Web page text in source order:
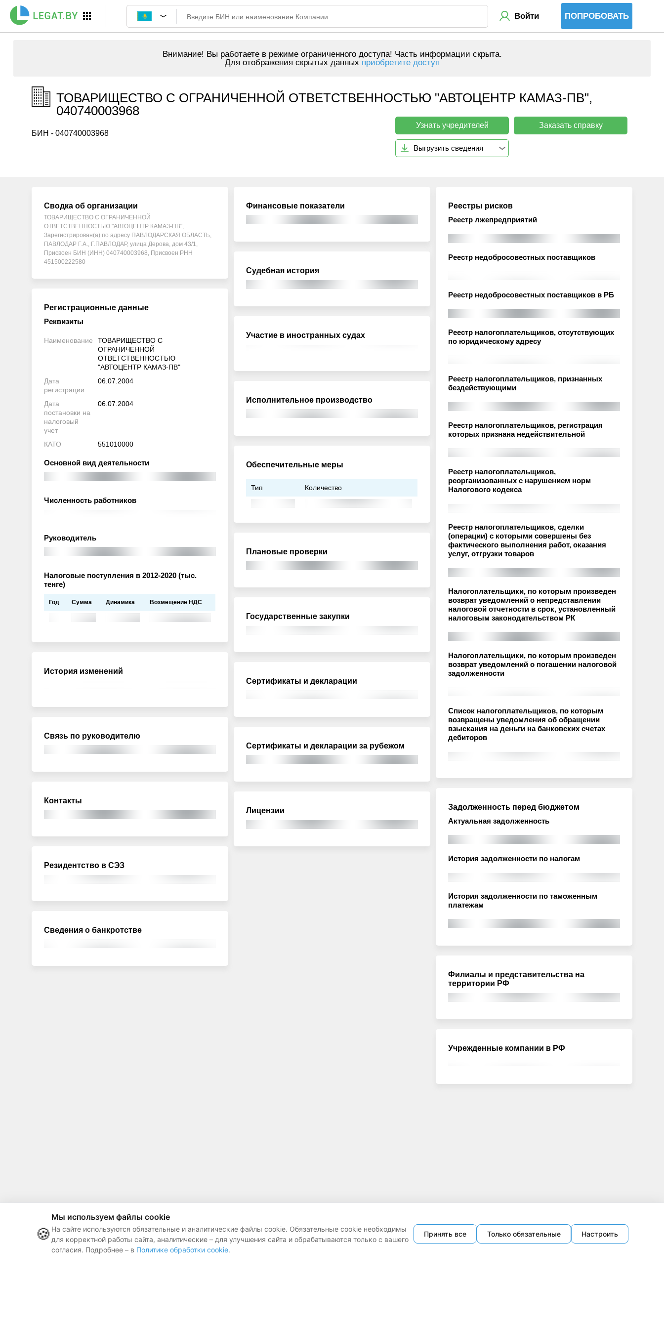
Войти ПОПРОБОВАТЬ
Внимание! Вы работаете в режиме ограниченного доступа! Часть информации скрыта.
Для отображения скрытых данных приобретите доступ
ТОВАРИЩЕСТВО С ОГРАНИЧЕННОЙ ОТВЕТСТВЕННОСТЬЮ "АВТОЦЕНТР КАМАЗ-ПВ",
040740003968
БИН - 040740003968
Узнать учредителей Заказать справку
Выгрузить сведения
Сводка об организации
ТОВАРИЩЕСТВО С ОГРАНИЧЕННОЙ
ОТВЕТСТВЕННОСТЬЮ "АВТОЦЕНТР КАМАЗ-ПВ",
Зарегистрирован(а) по адресу ПАВЛОДАРСКАЯ ОБЛАСТЬ,
ПАВЛОДАР Г.А., Г.ПАВЛОДАР, улица Дерова, дом 43/1,
Присвоен БИН (ИНН) 040740003968, Присвоен РНН
451500222580
Регистрационные данные
Реквизиты
Наименование
ТОВАРИЩЕСТВО С
ОГРАНИЧЕННОЙ
ОТВЕТСТВЕННОСТЬЮ
"АВТОЦЕНТР КАМАЗ-ПВ"
Дата
регистрации
06.07.2004
Дата
постановки на
налоговый
учет
06.07.2004
КАТО 551010000
Основной вид деятельности
Численность работников
Руководитель
Налоговые поступления в 2012-2020 (тыс.
тенге)
Год Сумма Динамика Возмещение НДС
История изменений
Связь по руководителю
Контакты
Резидентство в СЭЗ
Сведения о банкротстве
Финансовые показатели
Судебная история
Участие в иностранных судах
Исполнительное производство
Обеспечительные меры
Тип Количество
Плановые проверки
Государственные закупки
Сертификаты и декларации
Сертификаты и декларации за рубежом
Лицензии
Реестры рисков
Реестр лжепредприятий
Реестр недобросовестных поставщиков
Реестр недобросовестных поставщиков в РБ
Реестр налогоплательщиков, отсутствующих
по юридическому адресу
Реестр налогоплательщиков, признанных
бездействующими
Реестр налогоплательщиков, регистрация
которых признана недействительной
Реестр налогоплательщиков,
реорганизованных с нарушением норм
Налогового кодекса
Реестр налогоплательщиков, сделки
(операции) с которыми совершены без
фактического выполнения работ, оказания
услуг, отгрузки товаров
Налогоплательщики, по которым произведен
возврат уведомлений о непредставлении
налоговой отчетности в срок, установленный
налоговым законодательством РК
Налогоплательщики, по которым произведен
возврат уведомлений о погашении налоговой
задолженности
Список налогоплательщиков, по которым
возвращены уведомления об обращении
взыскания на деньги на банковских счетах
дебиторов
Задолженность перед бюджетом
Актуальная задолженность
История задолженности по налогам
История задолженности по таможенным
платежам
Филиалы и представительства на
территории РФ
Учрежденные компании в РФ
🍪
Мы используем файлы cookie
На сайте используются обязательные и аналитические файлы cookie. Обязательные cookie необходимы
для корректной работы сайта, аналитические – для улучшения сайта и обрабатываются только с вашего
согласия. Подробнее – в Политике обработки cookie.
Принять все Только обязательные Настроить